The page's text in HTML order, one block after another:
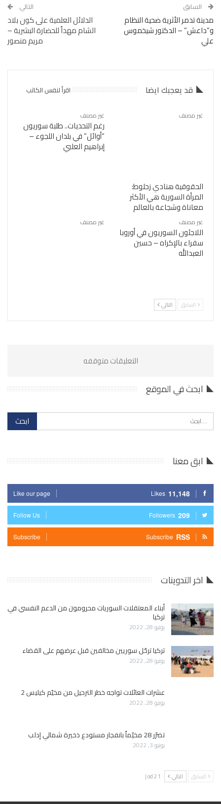
السابق
مدينة تدمر الأثرية ضحية النظام
و”داعش” – الدكتور شيخموس
علي
التالي
الدلائل العلمية على كون بلاد
الشام مهداً للحضارة البشرية –
مريم منصور
قد يعجبك ايضا اقرأ لنفس الكاتب
غير مصنف
الحقوقية هنادي زحلوط:
المرأة السورية هي الأكثر
معاناة وشجاعة بالعالم
غير مصنف
رغم التحديات.. طلبة سوريون
“أوائل” في بلدان اللجوء –
إبراهيم العلبي
غير مصنف
اللاجئون السوريون في أوروبا
سفراء بالإكراه – حسين
العبدالله
غير مصنف
السابق التالي
التعليقات متوقفه
ابحث في الموقع
ابق معنا
11,148
Likes
Like our page
209
Followers
Follow Us
RSS
Subscribe
Subscribe
اخر التدوينات
أبناء المعتقلات السوريات محرومون من الدعم النفسي في
تركيا
يونيو 28, 2022
تركيا ترحّل سوريين مخالفين قبل عرضهم على القضاء
يونيو 28, 2022
عشرات العائلات تواجه خطر الترحيل من مخيّم كيليس 2
يونيو 28, 2022
تضرّر 28 مخيّماً بانفجار مستودع ذخيرة شمالي إدلب
يونيو 3, 2022
السابق التالي 1 od 2 |